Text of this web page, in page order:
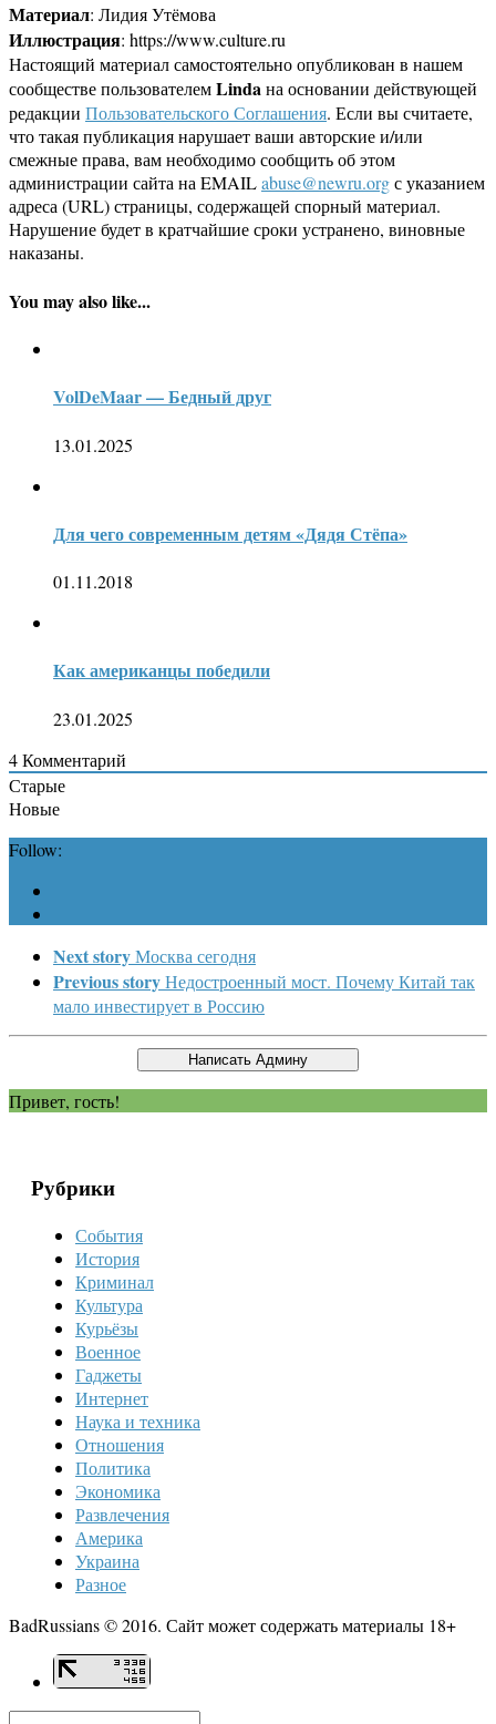
Материал: Лидия Утёмова
Иллюстрация: https://www.culture.ru
Настоящий материал самостоятельно опубликован в нашем
сообществе пользователемLindaна основании действующей
редакции Пользовательского Соглашения. Если вы считаете,
что такая публикация нарушает ваши авторские и/или
смежные права, вам необходимо сообщить об этом
администрации сайта на EMAILabuse@newru.orgс указанием
адреса (URL) страницы, содержащей спорный материал.
Нарушение будет в кратчайшие сроки устранено, виновные
наказаны.
You may also like...
VolDeMaar — Бедный друг
13.01.2025
Для чего современным детям «Дядя Стёпа»
01.11.2018
Как американцы победили
23.01.2025
4Комментарий
Старые
Новые
Follow:
Next storyМосква сегодня
Previous storyНедостроенный мост. Почему Китай так
мало инвестирует в Россию
Привет, гость!
Рубрики
События
История
Криминал
Культура
Курьёзы
Военное
Гаджеты
Интернет
Наука и техника
Отношения
Политика
Экономика
Развлечения
Америка
Украина
Разное
BadRussians © 2016. Сайт может содержать материалы 18+